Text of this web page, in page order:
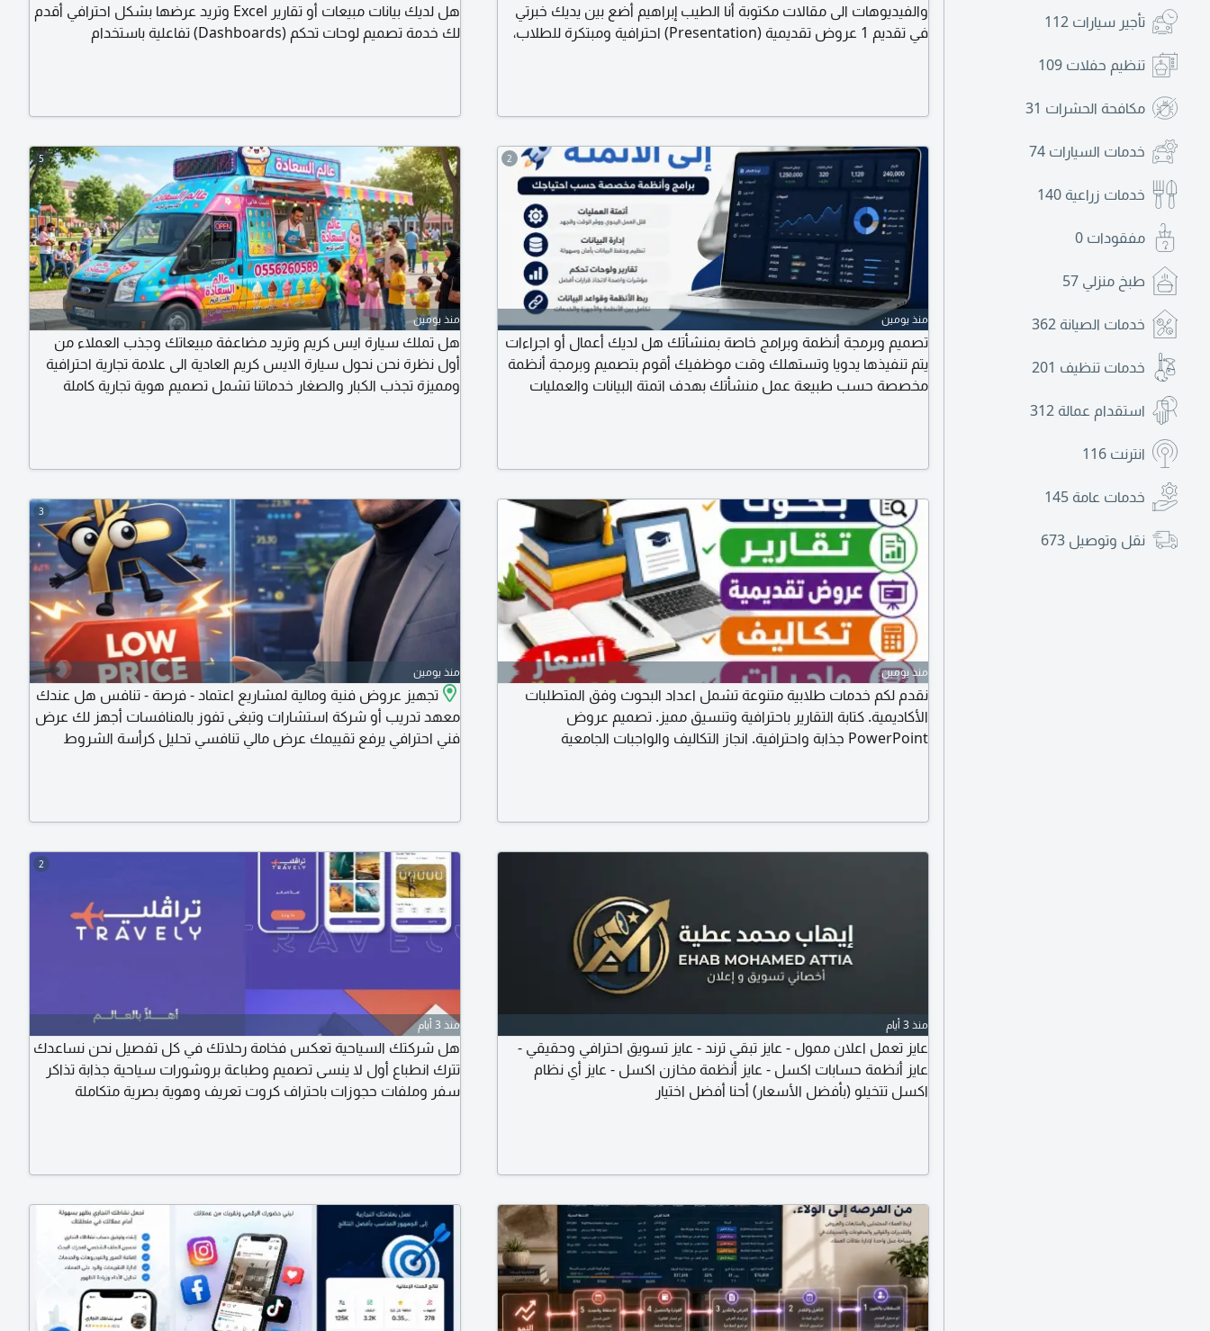
تأجير سيارات 112
تنظيم حفلات 109
مكافحة الحشرات 31
خدمات السيارات 74
خدمات زراعية 140
مفقودات 0
طبخ منزلي 57
خدمات الصيانة 362
خدمات تنظيف 201
استقدام عمالة 312
انترنت 116
خدمات عامة 145
نقل وتوصيل 673
والفيديوهات الى مقالات مكتوبة أنا الطيب إبراهيم أضع بين يديك خبرتي
في تقديم 1 عروض تقديمية (Presentation) احترافية ومبتكرة للطلاب،
هل لديك بيانات مبيعات أو تقارير Excel وتريد عرضها بشكل احترافي أقدم
لك خدمة تصميم لوحات تحكم (Dashboards) تفاعلية باستخدام
بيانية
2
منذ يومين
تصميم وبرمجة أنظمة وبرامج خاصة بمنشأتك هل لديك أعمال أو اجراءات
يتم تنفيذها يدويا وتستهلك وقت موظفيك أقوم بتصميم وبرمجة أنظمة
مخصصة حسب طبيعة عمل منشأتك بهدف اتمتة البيانات والعمليات
والفروع ربط الأنظمة وقواعد
5
منذ يومين
هل تملك سيارة ايس كريم وتريد مضاعفة مبيعاتك وجذب العملاء من
أول نظرة نحن نحول سيارة الايس كريم العادية الى علامة تجارية احترافية
ومميزة تجذب الكبار والصغار خدماتنا تشمل تصميم هوية تجارية كاملة
منذ يومين
نقدم لكم خدمات طلابية متنوعة تشمل اعداد البحوث وفق المتطلبات
الأكاديمية. كتابة التقارير باحترافية وتنسيق مميز. تصميم عروض
PowerPoint جذابة واحترافية. انجاز التكاليف والواجبات الجامعية
3
منذ يومين
تجهيز عروض فنية ومالية لمشاريع اعتماد - فرصة - تنافس هل عندك
معهد تدريب أو شركة استشارات وتبغى تفوز بالمنافسات أجهز لك عرض
فني احترافي يرفع تقييمك عرض مالي تنافسي تحليل كرأسة الشروط
احترافي اعتماد
منذ 3 أيام
عايز تعمل اعلان ممول - عايز تبقي ترند - عايز تسويق احترافي وحقيقي -
عايز أنظمة حسابات اكسل - عايز أنظمة مخازن اكسل - عايز أي نظام
اكسل تتخيلو (بأفضل الأسعار) أحنا أفضل اختيار
2
منذ 3 أيام
هل شركتك السياحية تعكس فخامة رحلاتك في كل تفصيل نحن نساعدك
تترك انطباع أول لا ينسى تصميم وطباعة بروشورات سياحية جذابة تذاكر
سفر وملفات حجوزات باحتراف كروت تعريف وهوية بصرية متكاملة